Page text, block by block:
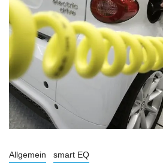
Allgemein smart EQ